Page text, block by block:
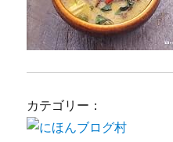
カテゴリー：